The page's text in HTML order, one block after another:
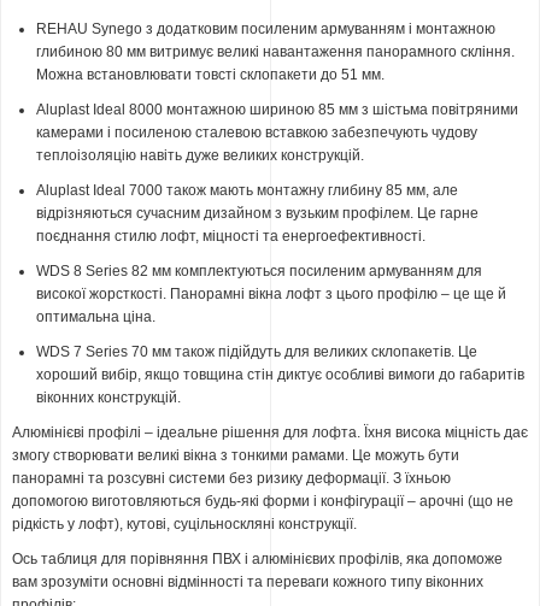
REHAU Synego з додатковим посиленим армуванням і монтажною
глибиною 80 мм витримує великі навантаження панорамного скління.
Можна встановлювати товсті склопакети до 51 мм.
Aluplast Ideal 8000 монтажною шириною 85 мм з шістьма повітряними
камерами і посиленою сталевою вставкою забезпечують чудову
теплоізоляцію навіть дуже великих конструкцій.
Aluplast Ideal 7000 також мають монтажну глибину 85 мм, але
відрізняються сучасним дизайном з вузьким профілем. Це гарне
поєднання стилю лофт, міцності та енергоефективності.
WDS 8 Series 82 мм комплектуються посиленим армуванням для
високої жорсткості. Панорамні вікна лофт з цього профілю – це ще й
оптимальна ціна.
WDS 7 Series 70 мм також підійдуть для великих склопакетів. Це
хороший вибір, якщо товщина стін диктує особливі вимоги до габаритів
віконних конструкцій.
Алюмінієві профілі – ідеальне рішення для лофта. Їхня висока міцність дає
змогу створювати великі вікна з тонкими рамами. Це можуть бути
панорамні та розсувні системи без ризику деформації. З їхньою
допомогою виготовляються будь-які форми і конфігурації – арочні (що не
рідкість у лофт), кутові, суцільноскляні конструкції.
Ось таблиця для порівняння ПВХ і алюмінієвих профілів, яка допоможе
вам зрозуміти основні відмінності та переваги кожного типу віконних